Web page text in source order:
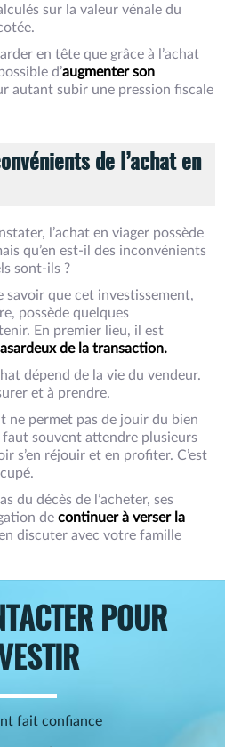
sur la valeur vénale du
en tête que grâce à l’achat
d’augmenter son
autant subir une pression fiscale
de l’achat en
l’achat en viager possède
qu’en est-il des inconvénients
sont-ils ?
savoir que cet investissement,
possède quelques
En premier lieu, il est
de la transaction.
dépend de la vie du vendeur.
et à prendre.
ne permet pas de jouir du bien
souvent attendre plusieurs
s’en réjouir et en profiter. C’est
du décès de l’acheter, ses
decontinuer à verser la
discuter avec votre famille
POUR
fait confiance